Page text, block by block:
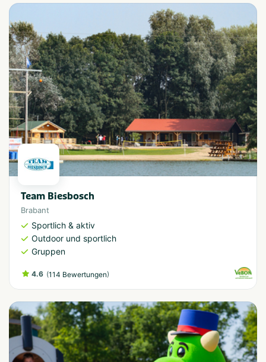
Team Biesbosch
Brabant
Sportlich & aktiv
Outdoor und sportlich
Gruppen
4.6 (114 Bewertungen)